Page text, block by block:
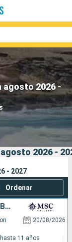
agosto 2026 -
Compañías
2026 -
- 2027
Ordenar
REINO UNIDO, FRANCIA, PORTUGAL, GIBRALTAR, ESPAÑA
20/08/2026
11 años